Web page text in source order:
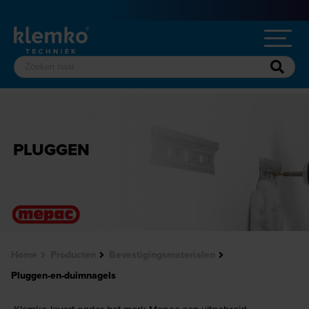
PLUGGEN
Pluggen-en-duimnagels